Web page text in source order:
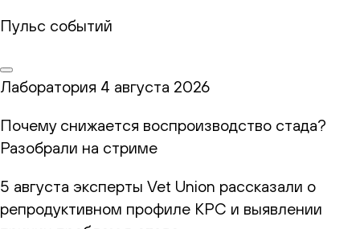
Пульс событий
Лаборатория 4 августа 2026
Почему снижается воспроизводство стада?
Разобрали на стриме
5 августа эксперты Vet Union рассказали о
репродуктивном профиле КРС и выявлении